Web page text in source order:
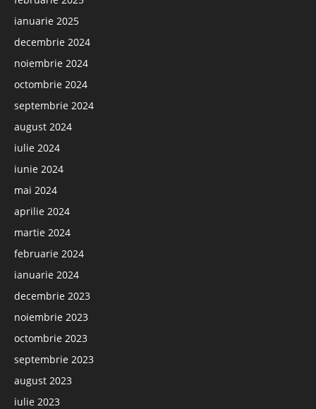
ianuarie 2025
decembrie 2024
noiembrie 2024
octombrie 2024
septembrie 2024
august 2024
iulie 2024
iunie 2024
mai 2024
aprilie 2024
martie 2024
februarie 2024
ianuarie 2024
decembrie 2023
noiembrie 2023
octombrie 2023
septembrie 2023
august 2023
iulie 2023